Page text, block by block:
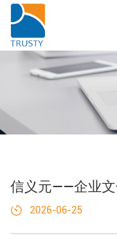
信义元——企业文
2026-06-25